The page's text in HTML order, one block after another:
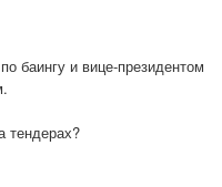
баингу и вице-президентом
тендерах?